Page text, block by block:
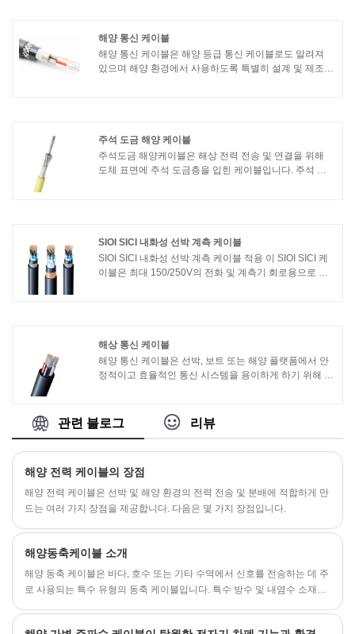
IEC 60331 (750℃or 1000℃)할로겐 함량 : IEC 60754-
1,2, 0.5%(최대)연기 방출 : IEC 61034-1,2, 60%(최소)
해양 통신 케이블
​해양 통신 케이블은 해양 등급 통신 케이블로도 알려져
있으며 해양 환경에서 사용하도록 특별히 설계 및 제조되
주석 도금 해양 케이블
주석도금 해양케이블은 해상 전력 전송 및 연결을 위해
도체 표면에 주석 도금층을 입힌 케이블입니다. 주석 도
SIOI SICI 내화성 선박 계측 케이블
SIOI SICI 내화성 선박 계측 케이블 적용 이 SIOI SICI 케
이블은 최대 150/250V의 전화 및 계측기 회로용으로 설
해상 통신 케이블
해양 통신 케이블은 선박, 보트 또는 해양 플랫폼에서 안
정적이고 효율적인 통신 시스템을 용이하게 하기 위해 해
통신 시스템과 같은 다양한 해양 통신 장비 간에 음성, 데
이터 및 기타 통신 신호를 전송하는 데 사용됩니다.
관련 블로그 리뷰
해양 전력 케이블의 장점
해양 전력 케이블은 선박 및 해양 환경의 전력 전송 및 분배에 적합하게 만
드는 여러 가지 장점을 제공합니다. 다음은 몇 가지 장점입니다.
해양동축케이블 소개
해양 동축 케이블은 바다, 호수 또는 기타 수역에서 신호를 전송하는 데 주
로 사용되는 특수 유형의 동축 케이블입니다. 특수 방수 및 내염수 소재를